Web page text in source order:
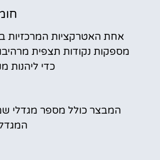
אחת האטרקציות
מספקות נקודות תצפית
כדי ליהנות
המבצר כולל מספר מגדלי